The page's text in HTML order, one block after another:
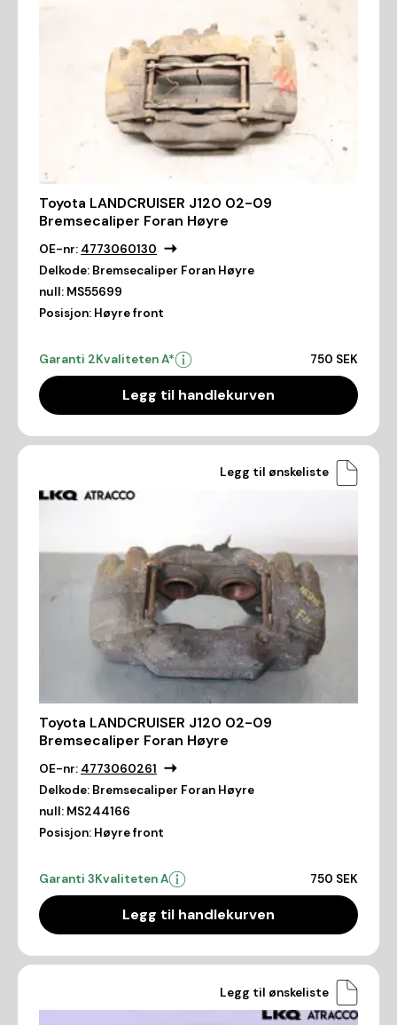
Toyota LANDCRUISER J120 02-09
Bremsecaliper Foran Høyre
OE-nr: 4773060130
Delkode: Bremsecaliper Foran Høyre
null: MS55699
Posisjon: Høyre front
Garanti 2Kvaliteten A* 750 SEK
Legg til handlekurven
Legg til ønskeliste
Toyota LANDCRUISER J120 02-09
Bremsecaliper Foran Høyre
OE-nr: 4773060261
Delkode: Bremsecaliper Foran Høyre
null: MS244166
Posisjon: Høyre front
Garanti 3Kvaliteten A 750 SEK
Legg til handlekurven
Legg til ønskeliste